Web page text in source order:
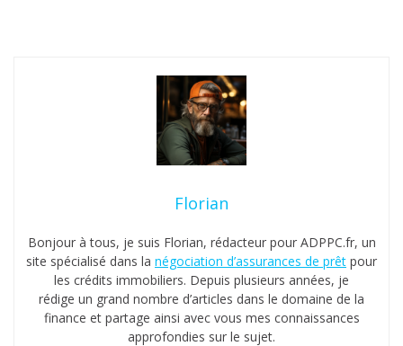
Florian
Bonjour à tous, je suis Florian, rédacteur pour ADPPC.fr, un
site spécialisé dans la négociation d’assurances de prêt pour
les crédits immobiliers. Depuis plusieurs années, je
rédige un grand nombre d’articles dans le domaine de la
finance et partage ainsi avec vous mes connaissances
approfondies sur le sujet.